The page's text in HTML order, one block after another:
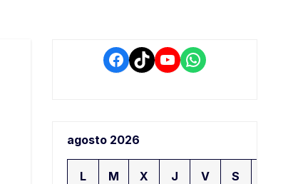
Facebook
TikTokYouTube
WhatsApp
agosto 2026
L M X J V S